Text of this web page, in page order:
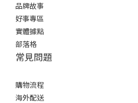
品牌故事
好事專區
實體據點
部落格
常見問題
購物流程
海外配送